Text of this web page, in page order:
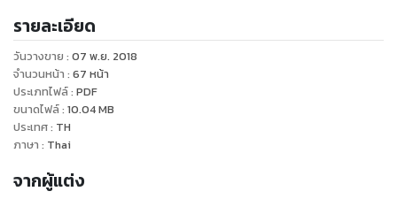
รายละเอียด
วันวางขาย : 07 พ.ย. 2018
จำนวนหน้า : 67 หน้า
ประเภทไฟล์: PDF
ขนาดไฟล์: 10.04MB
ประเทศ: TH
ภาษา : Thai
จากผู้แต่ง